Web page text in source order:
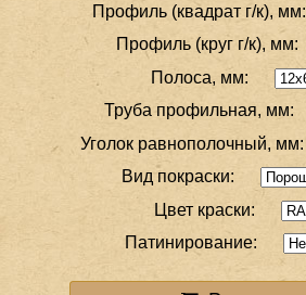
Профиль (квадрат г/к), мм:
Профиль (круг г/к), мм:
Полоса, мм:
Труба профильная, мм:
Уголок равнополочный, мм:
Вид покраски:
Цвет краски:
Патинирование: